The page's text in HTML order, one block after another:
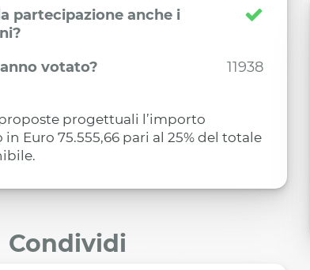
partecipazione anche i
votato?
11938
progettuali l’importo
Euro 75.555,66 pari al 25% del totale
Condividi